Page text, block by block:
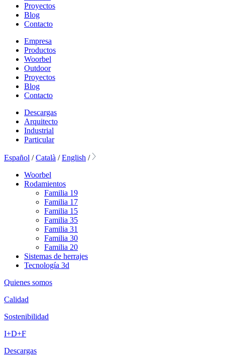
Proyectos
Blog
Contacto
Empresa
Productos
Woorbel
Outdoor
Proyectos
Blog
Contacto
Descargas
Arquitecto
Industrial
Particular
Español /Català /English /
Woorbel
Rodamientos
Familia 19
Familia 17
Familia 15
Familia 35
Familia 31
Familia 30
Familia 20
Sistemas de herrajes
Tecnología 3d
Quienes somos
Calidad
Sostenibilidad
I+D+F
Descargas